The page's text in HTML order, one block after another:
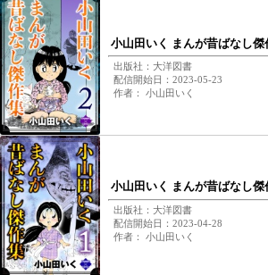
小山田いく まんが昔ばなし傑
出版社：大洋図書
配信開始日：2023-05-23
作者： 小山田いく
小山田いく まんが昔ばなし傑
出版社：大洋図書
配信開始日：2023-04-28
作者： 小山田いく